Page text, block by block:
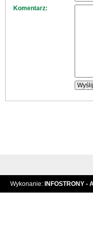
Komentarz:
Wykonanie: INFOSTRONY